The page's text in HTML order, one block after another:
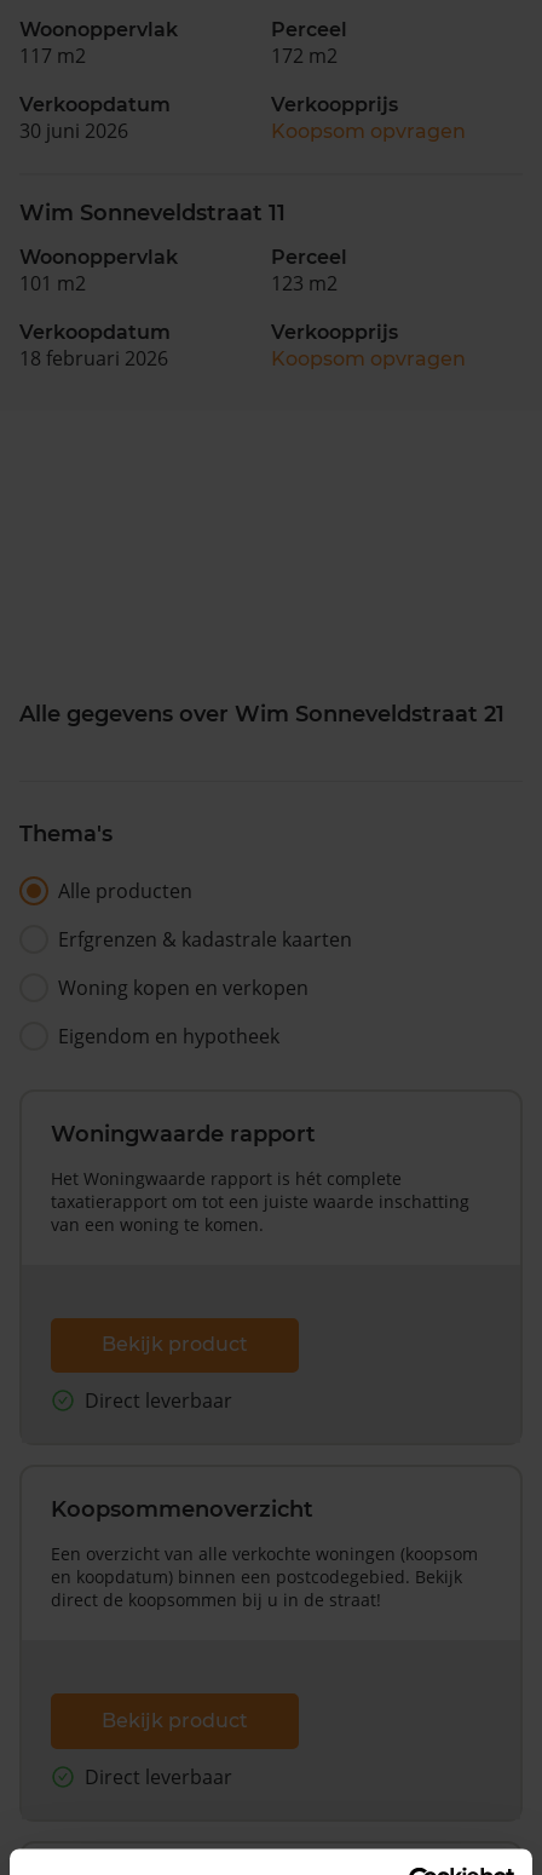
Woonoppervlak
117 m2
Perceel
172 m2
Verkoopdatum
30 juni 2026
Verkoopprijs
Koopsom opvragen
Wim Sonneveldstraat 11
Woonoppervlak
101 m2
Perceel
123 m2
Verkoopdatum
18 februari 2026
Verkoopprijs
Koopsom opvragen
Alle gegevens over Wim Sonneveldstraat 21
Thema's
Alle producten
Erfgrenzen & kadastrale kaarten
Woning kopen en verkopen
Eigendom en hypotheek
Woningwaarde rapport
Het Woningwaarde rapport is hét complete
taxatierapport om tot een juiste waarde inschatting
van een woning te komen.
Bekijk product
Direct leverbaar
Koopsommenoverzicht
Een overzicht van alle verkochte woningen (koopsom
en koopdatum) binnen een postcodegebied. Bekijk
direct de koopsommen bij u in de straat!
Bekijk product
Direct leverbaar